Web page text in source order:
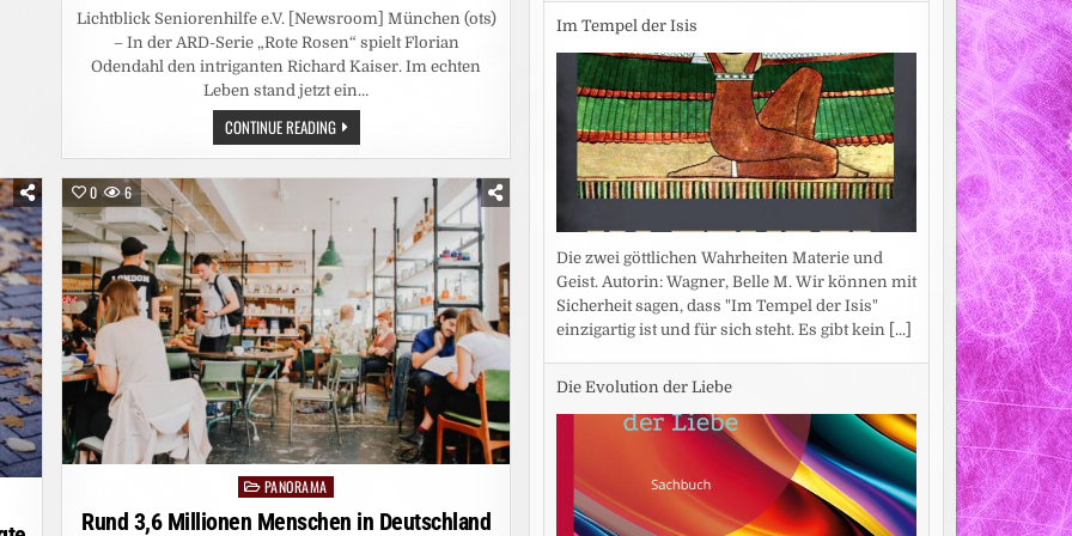
Lichtblick Seniorenhilfe e.V. [Newsroom] München (ots)
– In der ARD-Serie „Rote Rosen“ spielt Florian
Odendahl den intriganten Richard Kaiser. Im echten
Leben stand jetzt ein…
CONTINUE READINGTV-
BÖSEWICHT
AUS
„ROTE
HILFT
BEDÜRFTIGEN
RENTNERN:
SCHAUSPIELER
FLORIAN
ODENDAHL
TAUSCHT
FILMSET
GEGEN
LICHTBLICK-
BÜRO
0 6
PostedPANORAMA
Rund 3,6 Millionen Menschen in Deutschland
Im Tempel der Isis
Die zwei göttlichen Wahrheiten Materie und
Geist. Autorin: Wagner, Belle M. Wir können mit
Sicherheit sagen, dass "Im Tempel der Isis"
einzigartig ist und für sich steht. Es gibt kein [...]
Die Evolution der Liebe